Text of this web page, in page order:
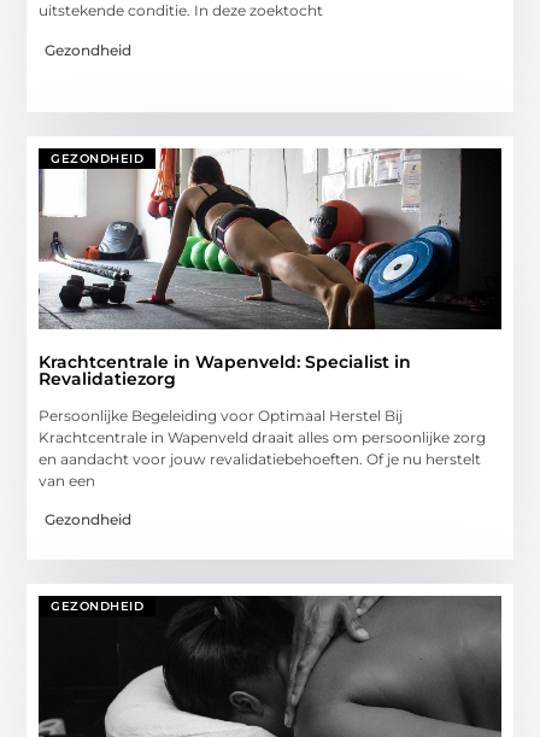
uitstekende conditie. In deze zoektocht
Gezondheid
GEZONDHEID
Krachtcentrale in Wapenveld: Specialist in
Revalidatiezorg
Persoonlijke Begeleiding voor Optimaal Herstel Bij
Krachtcentrale in Wapenveld draait alles om persoonlijke zorg
en aandacht voor jouw revalidatiebehoeften. Of je nu herstelt
van een
Gezondheid
GEZONDHEID